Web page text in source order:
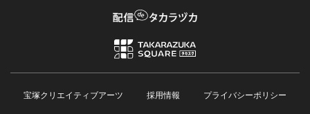
宝塚クリエイティブアーツ 採用情報 プライバシーポリシー